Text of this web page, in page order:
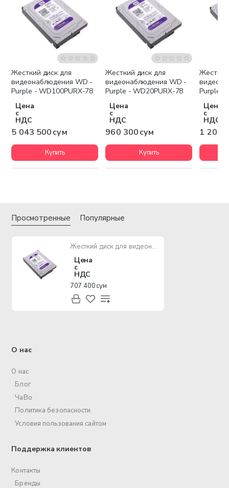
Бесплатная доставка
Жесткий диск для
видеонаблюдения WD -
Purple - WD100PURX-78
Цена
с
НДС
5 043 500 сум
Купить
Жесткий диск для
видеонаблюдения WD -
Purple - WD20PURX-78
Цена
с
НДС
960 300 сум
Купить
Purple -
Цена
с
НДС
1 200
Просмотренные Популярные
Жесткий диск для видеонаблюдения WD - Purple - WD10PURX-78
Цена
с
НДС
707 400 сум
О нас
О нас
Блог
ЧаВо
Политика безопасности
Условия пользования сайтом
Поддержка клиентов
Контакты
Бренды